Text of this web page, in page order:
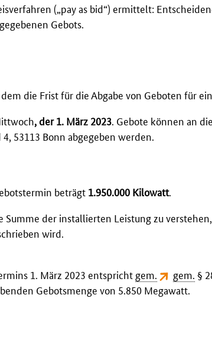
(„ pay as bid“) ermittelt:
Gebots.
die Frist für die Abgabe von Geboten für
, der 1. März 2023 . Gebote können an
53113 Bonn abgegeben werden.
beträgt 1.950.000 Kilowatt.
Summe der installierten Leistung zu
wird.
1. März 2023 entspricht gem. gem. §
Gebotsmenge von 5.850 Megawatt.